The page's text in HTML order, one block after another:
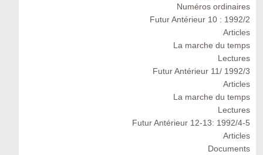
Numéros ordinaires
Futur Antérieur 10 : 1992/2
Articles
La marche du temps
Lectures
Futur Antérieur 11/ 1992/3
Articles
La marche du temps
Lectures
Futur Antérieur 12-13: 1992/4-5
Articles
Documents